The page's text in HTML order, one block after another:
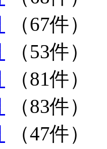
（67件）
（53件）
（81件）
（83件）
（47件）